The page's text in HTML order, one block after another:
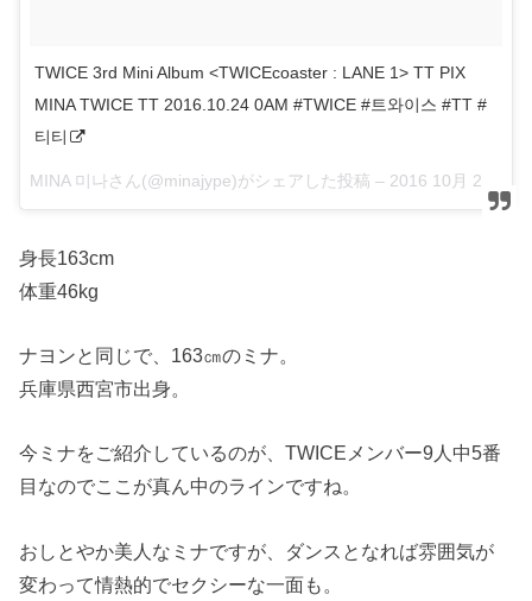
TWICE 3rd Mini Album <TWICEcoaster : LANE 1> TT PIX
MINA TWICE TT 2016.10.24 0AM #TWICE #트와이스 #TT #
티티
MINA 미나さん(@minajype)がシェアした投稿 – 2016 10月 21 8:05午前 PDT
身長163cm
体重46kg
ナヨンと同じで、163㎝のミナ。
兵庫県西宮市出身。
今ミナをご紹介しているのが、TWICEメンバー9人中5番
目なのでここが真ん中のラインですね。
おしとやか美人なミナですが、ダンスとなれば雰囲気が
変わって情熱的でセクシーな一面も。